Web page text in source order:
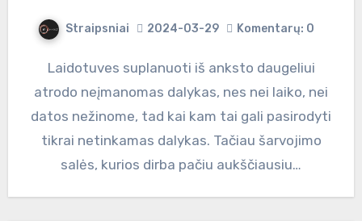
Straipsniai 2024-03-29 Komentarų: 0
Laidotuves suplanuoti iš anksto daugeliui
atrodo neįmanomas dalykas, nes nei laiko, nei
datos nežinome, tad kai kam tai gali pasirodyti
tikrai netinkamas dalykas. Tačiau šarvojimo
salės, kurios dirba pačiu aukščiausiu…